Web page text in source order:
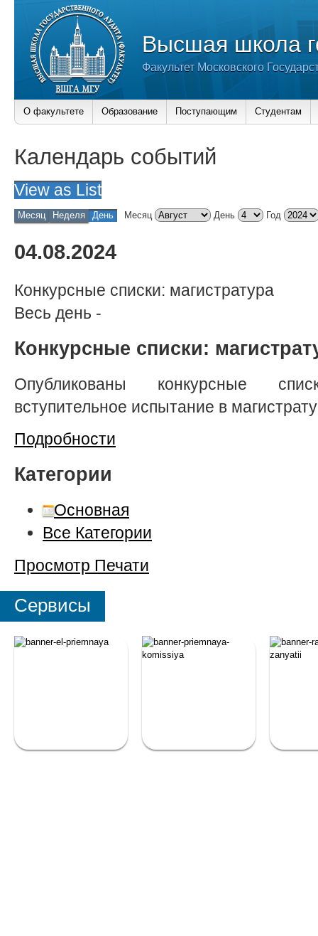
Высшая школа
Факультет Московского
О факультете Образование Поступающим Студентам
Календарь событий
View as List
Месяц Неделя День Месяц День Год
04.08.2024
Конкурсные списки: магистратура
Весь день -
Конкурсные списки:
Опубликованы конкурсные
вступительное испытание в
Подробности
Категории
Основная
Все Категории
Просмотр Печати
Сервисы